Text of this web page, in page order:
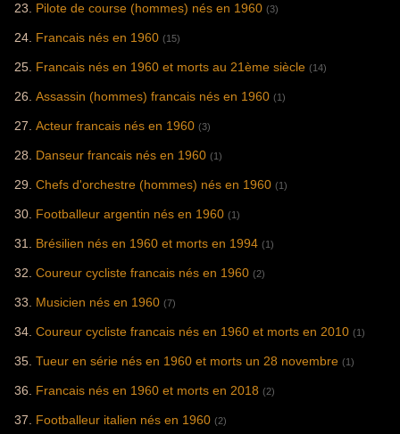
Pilote de course (hommes) nés en 1960 (3)
Francais nés en 1960 (15)
Francais nés en 1960 et morts au 21ème siècle (14)
Assassin (hommes) francais nés en 1960 (1)
Acteur francais nés en 1960 (3)
Danseur francais nés en 1960 (1)
Chefs d'orchestre (hommes) nés en 1960 (1)
Footballeur argentin nés en 1960 (1)
Brésilien nés en 1960 et morts en 1994 (1)
Coureur cycliste francais nés en 1960 (2)
Musicien nés en 1960 (7)
Coureur cycliste francais nés en 1960 et morts en 2010 (1)
Tueur en série nés en 1960 et morts un 28 novembre (1)
Francais nés en 1960 et morts en 2018 (2)
Footballeur italien nés en 1960 (2)